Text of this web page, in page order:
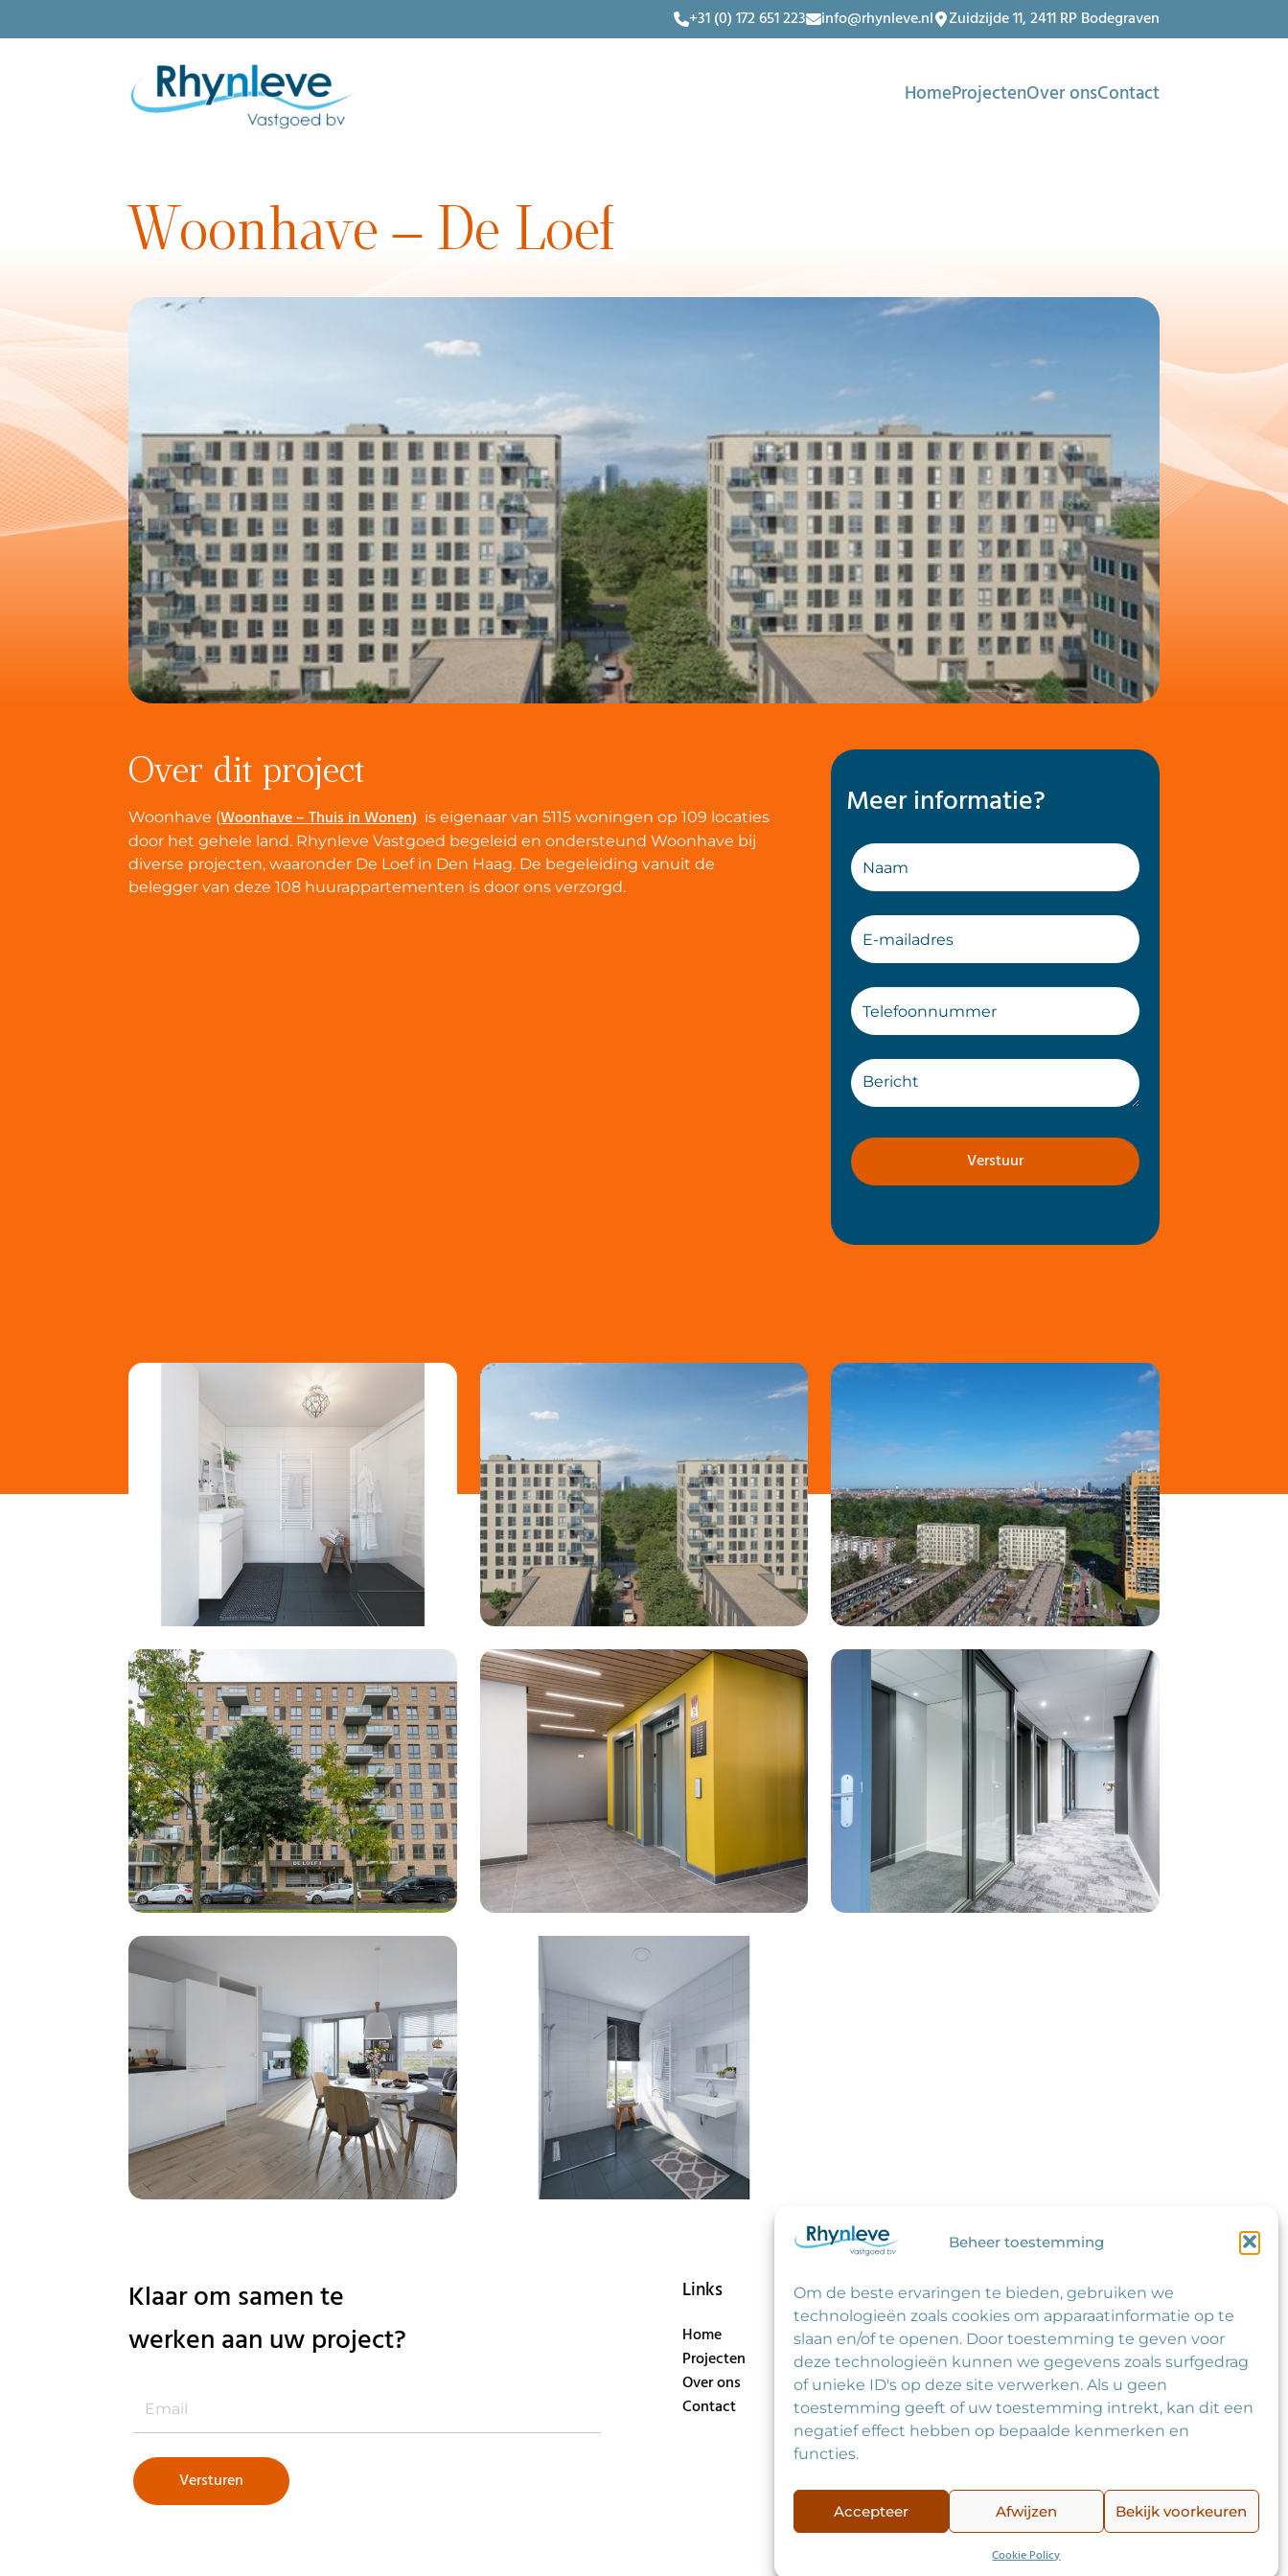
Beheer toestemming
Om de beste ervaringen te bieden, gebruiken we
technologieën zoals cookies om apparaatinformatie op te
slaan en/of te openen. Door toestemming te geven voor
deze technologieën kunnen we gegevens zoals surfgedrag
of unieke ID's op deze site verwerken. Als u geen
toestemming geeft of uw toestemming intrekt, kan dit een
negatief effect hebben op bepaalde kenmerken en
functies.
Accepteer Afwijzen Bekijk voorkeuren
Cookie Policy
+31 (0) 172 651 223 info@rhynleve.nl Zuidzijde 11, 2411 RP Bodegraven
HomeProjectenOver onsContact
Woonhave – De Loef
Over dit project
Woonhave (Woonhave – Thuis in Wonen) is eigenaar van 5115 woningen op 109 locaties
door het gehele land. Rhynleve Vastgoed begeleid en ondersteund Woonhave bij
diverse projecten, waaronder De Loef in Den Haag. De begeleiding vanuit de
belegger van deze 108 huurappartementen is door ons verzorgd.
Meer informatie?
Klaar om samen te
werken aan uw project?
Links
Home
Projecten
Over ons
Contact
Contact
Bezoekadres:
Zuidzijde 11, 2411 RP Bodegraven
Tel:
+31 (0) 172 651 223
E-mail:
info@rhynleve.nl